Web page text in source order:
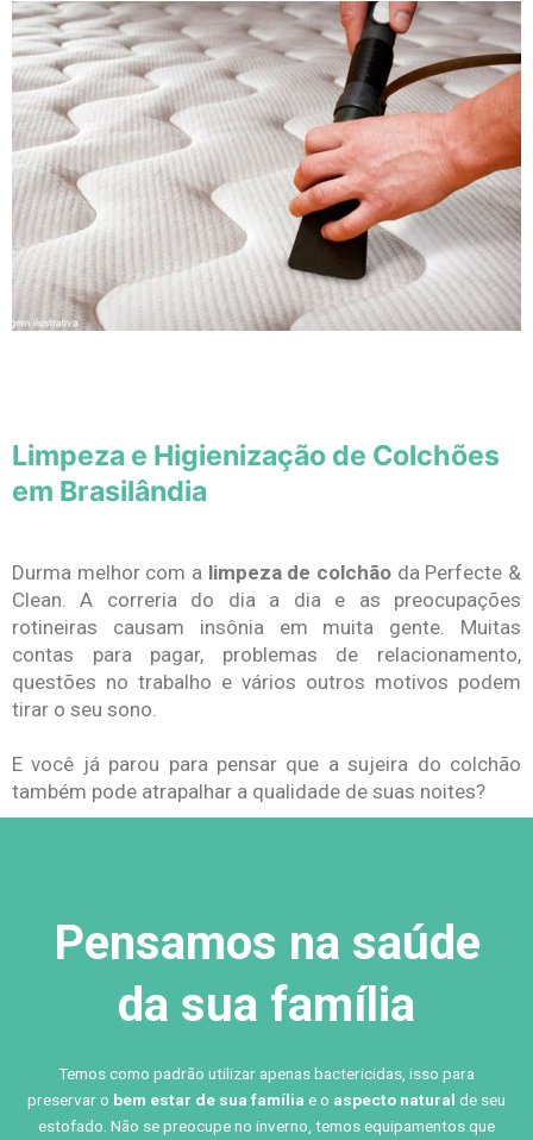
Limpeza e Higienização de Colchões
em Brasilândia
Durma melhor com a limpeza de colchão da Perfecte &
Clean. A correria do dia a dia e as preocupações
rotineiras causam insônia em muita gente. Muitas
contas para pagar, problemas de relacionamento,
questões no trabalho e vários outros motivos podem
tirar o seu sono.
E você já parou para pensar que a sujeira do colchão
também pode atrapalhar a qualidade de suas noites?
Pensamos na saúde
da sua família
Temos como padrão utilizar apenas bactericidas, isso para
preservar o bem estar de sua família e o aspecto natural de seu
estofado. Não se preocupe no inverno, temos equipamentos que